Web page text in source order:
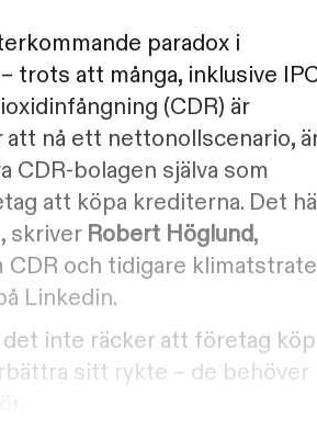
paradox i
trots att många, inklusive
(CDR) är
att nå ett nettonollscenario,
CDR-bolagen själva som
att köpa krediterna. Det
skriver Robert Höglund,
CDR och tidigare
Linkedin.
det inte räcker att företag
sitt rykte – de behöver